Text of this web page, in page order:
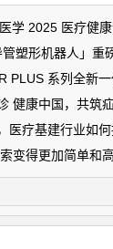
学 2025 医疗健
塑形机器人」重
PLUS 系列全新
健康中国，共筑
医疗基建行业如何
变得更加简单和